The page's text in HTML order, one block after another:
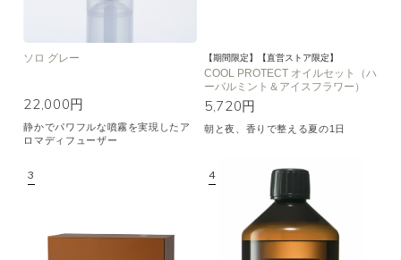
ユーカリ エキゾチック
クリア
ソロ グレー
22,000円
静かでパワフルな噴霧を実現したア
ロマディフューザー
【期間限定】【直営ストア限定】
COOL PROTECT オイルセット（ハ
ーバルミント＆アイスフラワー）
5,720円
朝と夜、香りで整える夏の1日